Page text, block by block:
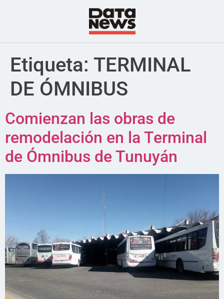
Etiqueta: TERMINAL
DE ÓMNIBUS
Comienzan las obras de
remodelación en la Terminal
de Ómnibus de Tunuyán